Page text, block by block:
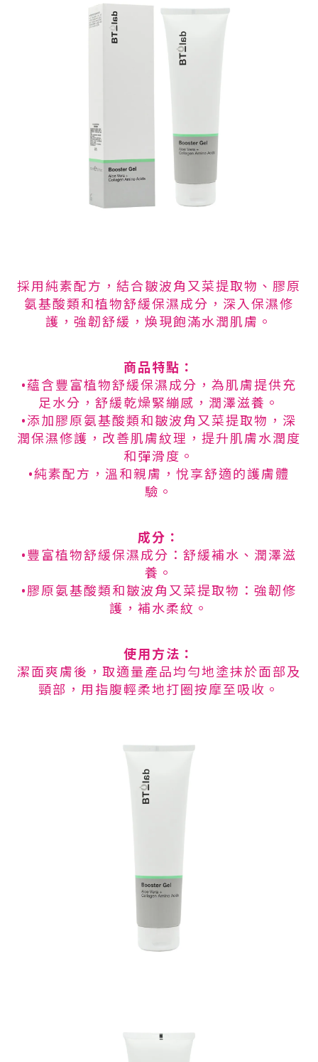
採用純素配方，結合皺波角又菜提取物、膠原
氨基酸類和植物舒緩保濕成分，深入保濕修
護，強韌舒緩，煥現飽滿水潤肌膚。
商品特點：
•蘊含豐富植物舒緩保濕成分，為肌膚提供充
足水分，舒緩乾燥緊繃感，潤澤滋養。
•添加膠原氨基酸類和皺波角又菜提取物，深
潤保濕修護，改善肌膚紋理，提升肌膚水潤度
和彈滑度。
•純素配方，溫和親膚，悅享舒適的護膚體
驗。
成分 ：
•豐富植物舒緩保濕成分：舒緩補水、潤澤滋
養。
•膠原氨基酸類和皺波角又菜提取物：強韌修
護，補水柔紋。
使用方法：
潔面爽膚後，取適量產品均勻地塗抹於面部及
頸部，用指腹輕柔地打圈按摩至吸收。